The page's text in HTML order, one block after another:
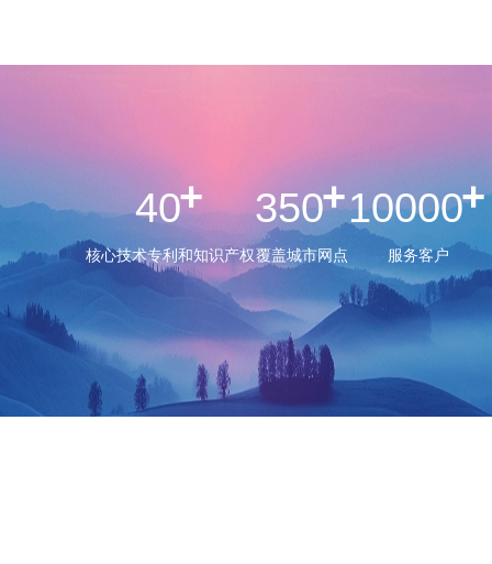
40+
核心技术专利和知识产权
350+
覆盖城市网点
10000+
服务客户